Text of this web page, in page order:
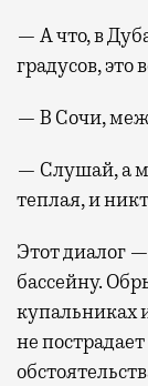
— А что, в
градусов,
— В Сочи,
— Слушай, а
теплая, и
Этот диалог
бассейну.
купальниках
не